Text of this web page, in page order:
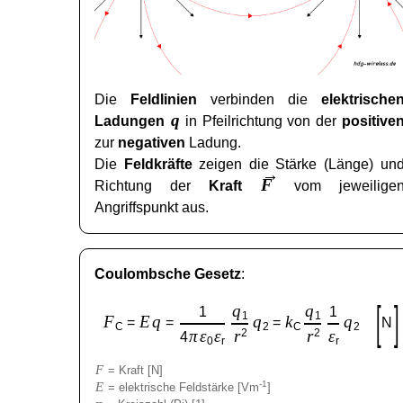
Die Feldlinien verbinden die elektrischen
Ladungen q in Pfeilrichtung von der positiven
zur negativen Ladung.
Die
Feldkräftezeigen die Stärke (Länge) und
Richtung der
Kraft F
→
vom jeweiligen
Angriffspunkt aus.
Coulombsche Gesetz:
FC = Eq =
1
4πε0εr
q 1
r2
q2 = kC
q 1
r2
1
εr
q2 [N ]
F = Kraft [N]
E = elektrische Feldstärke [Vm-1]